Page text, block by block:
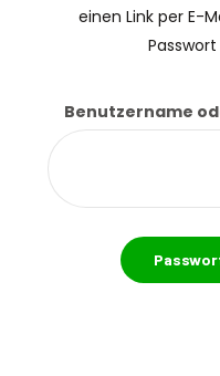
einen Link per E-
Benutzername